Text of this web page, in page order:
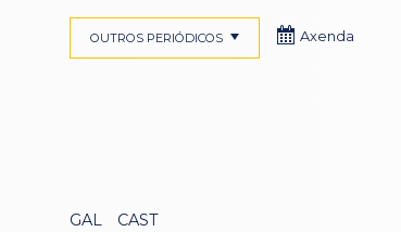
GAL CAST
OUTROS PERIÓDICOS Axenda